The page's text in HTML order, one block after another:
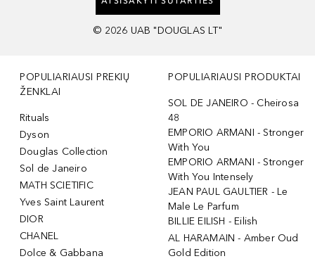
© 2026 UAB "DOUGLAS LT"
POPULIARIAUSI PREKIŲ
ŽENKLAI
Rituals
Dyson
Douglas Collection
Sol de Janeiro
MATH SCIETIFIC
Yves Saint Laurent
DIOR
CHANEL
Dolce & Gabbana
POPULIARIAUSI PRODUKTAI
SOL DE JANEIRO - Cheirosa
48
EMPORIO ARMANI - Stronger
With You
EMPORIO ARMANI - Stronger
With You Intensely
JEAN PAUL GAULTIER - Le
Male Le Parfum
BILLIE EILISH - Eilish
AL HARAMAIN - Amber Oud
Gold Edition